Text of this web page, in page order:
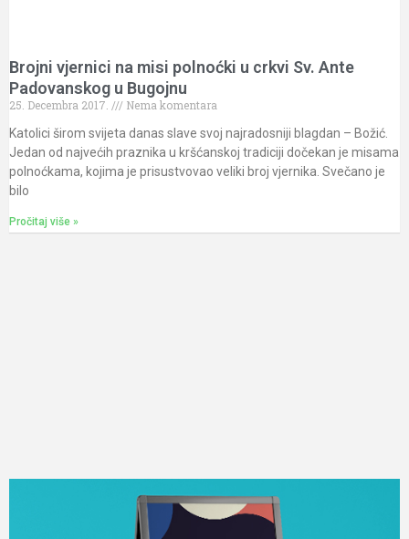
Brojni vjernici na misi polnoćki u crkvi Sv. Ante
Padovanskog u Bugojnu
25. Decembra 2017.
Nema komentara
Katolici širom svijeta danas slave svoj najradosniji blagdan – Božić.
Jedan od najvećih praznika u kršćanskoj tradiciji dočekan je misama
polnoćkama, kojima je prisustvovao veliki broj vjernika. Svečano je
bilo
Pročitaj više »